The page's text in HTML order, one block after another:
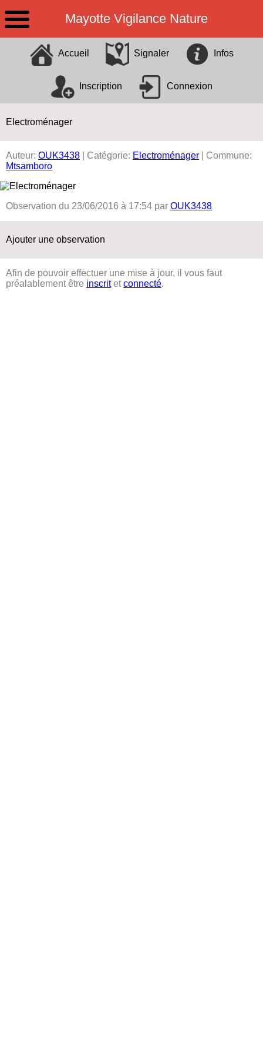
Mayotte Vigilance Nature
Accueil Signaler Infos
Inscription Connexion
Identification
Pseudo
Mot de passe
Mot de passe oublié ?
Electroménager
Auteur: OUK3438 | Catégorie: Electroménager | Commune:
Mtsamboro
Observation du 23/06/2016 à 17:54 par OUK3438
Ajouter une observation
Afin de pouvoir effectuer une mise à jour, il vous faut
préalablement être inscritetconnecté.